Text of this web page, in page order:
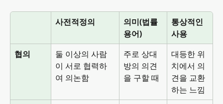
사전적정의
의미(법률
용어)
통상적인
사용
협의
둘 이상의 사람
이 서로 협력하
여 의논함
주로 상대
방의 의견
을 구할 때
대등한 위
치에서 의
견을 교환
하는 느낌